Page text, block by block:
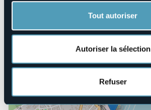
Tout autoriser
Autoriser la sélection
Refuser
http://www.archeomuseo.it/